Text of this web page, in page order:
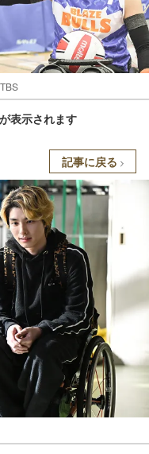
表示されます
記事に戻る